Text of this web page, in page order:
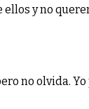
y no
no olvida.